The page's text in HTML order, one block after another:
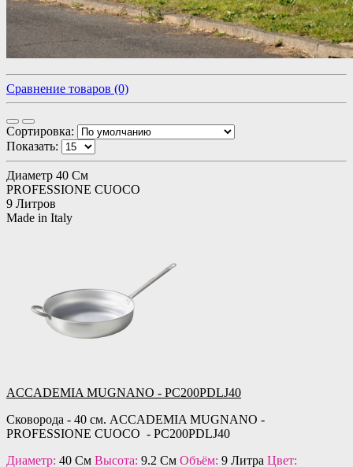
Сравнение товаров (0)
Сортировка:
Показать:
Диаметр 40 См
PROFESSIONE CUOCO
9 Литров
Made in Italy
ACCADEMIA MUGNANO - PC200PDLJ40
Сковорода - 40 см. ACCADEMIA MUGNANO -
PROFESSIONE CUOCO - PC200PDLJ40
Диаметр: 40 См Высота: 9.2 См Объём: 9 Литра Цвет: